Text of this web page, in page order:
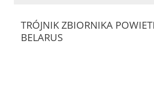
TRÓJNIK ZBIORNIKA
BELARUS